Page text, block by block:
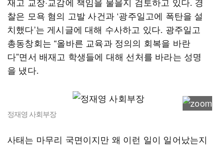
찰은 모욕 혐의 고발 사건과 ‘광주일고에 폭탄을 설
치했다’는 게시글에 대해 수사하고 있다. 광주일고
총동창회는 “올바른 교육과 정의의 회복을 바란
다”면서 배재고 학생들에 대해 선처를 바라는 성명
을 냈다.
정재영 사회부장
사태는 마무리 국면이지만 왜 이런 일이 일어났는지